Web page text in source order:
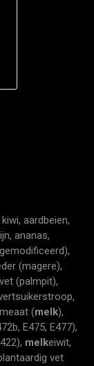
aardbeien,
ananas,
(magere),
(palmpit),
(melk),
E475, E477),
melkeiwit,
vet